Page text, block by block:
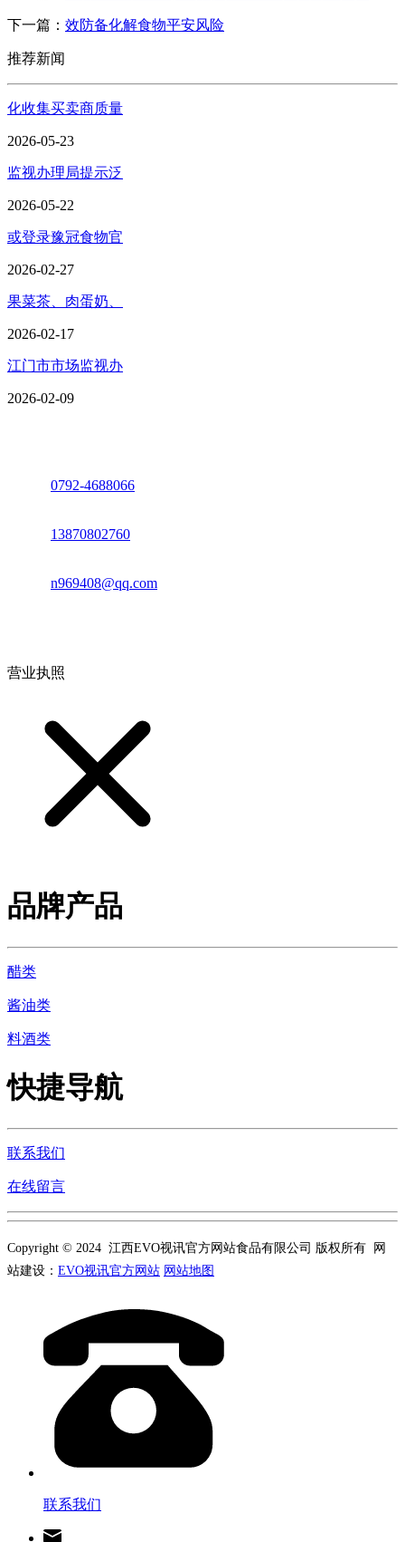
下一篇： 效防备化解食物平安风险
推荐新闻
化收集买卖商质量
2026-05-23
监视办理局提示泛
2026-05-22
或登录豫冠食物官
2026-02-27
果菜茶、肉蛋奶、
2026-02-17
江门市市场监视办
2026-02-09
0792-4688066
13870802760
n969408@qq.com
营业执照
品牌产品
醋类
酱油类
料酒类
快捷导航
联系我们
在线留言
Copyright © 2024 江西EVO视讯官方网站食品有限公司 版权所有 网
站建设： EVO视讯官方网站 网站地图
联系我们